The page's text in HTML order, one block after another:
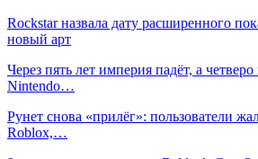
Rockstar назвала дату расширенного
новый арт
Через пять лет империя падёт, а
Nintendo…
Рунет снова «прилёг»: пользователи
Roblox,…